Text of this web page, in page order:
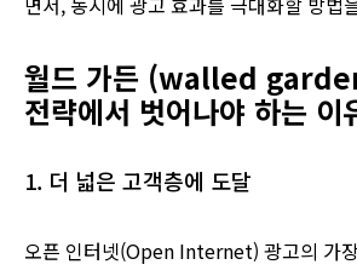
월드 가든 (walled
전략에서 벗어나야 하는 이
1. 더 넓은 고객층에 도달
오픈 인터넷(Open Internet) 광고의 가